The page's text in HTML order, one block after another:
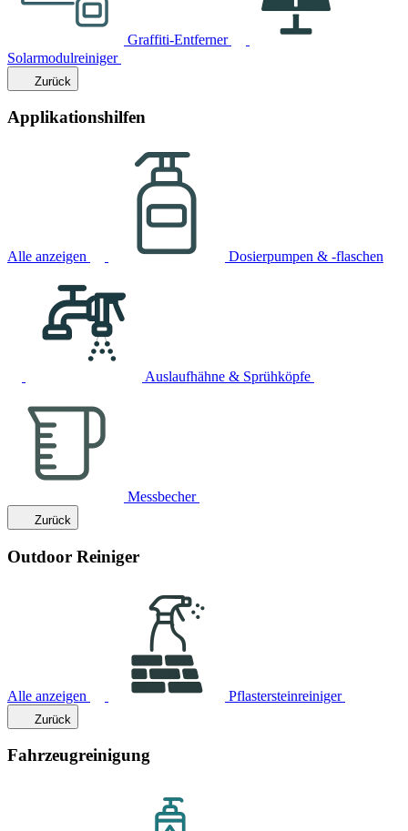
Graffiti-Entferner
Solarmodulreiniger
Zurück
Applikationshilfen
Alle anzeigen Dosierpumpen & -flaschen
Auslaufhähne & Sprühköpfe
Messbecher
Zurück
Outdoor Reiniger
Alle anzeigen Pflastersteinreiniger
Zurück
Fahrzeugreinigung